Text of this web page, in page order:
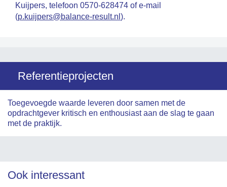
Kuijpers, telefoon 0570-628474 of e-mail
(p.kuijpers@balance-result.nl ).
Referentieprojecten
Toegevoegde waarde leveren door samen met de
opdrachtgever kritisch en enthousiast aan de slag te gaan
met de praktijk.
Ook interessant